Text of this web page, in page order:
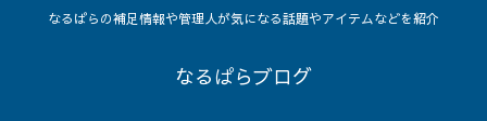
なるぱらの補足情報や管理人が気になる話題やアイテムなどを紹介
なるぱらブログ